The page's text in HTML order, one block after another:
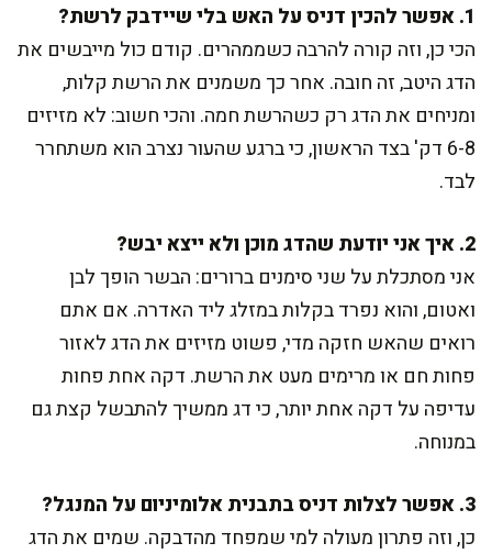
1. אפשר להכין דניס על האש בלי שיידבק לרשת?
הכי כן, וזה קורה להרבה כשממהרים. קודם כול מייבשים את
הדג היטב, זה חובה. אחר כך משמנים את הרשת קלות,
ומניחים את הדג רק כשהרשת חמה. והכי חשוב: לא מזיזים
6-8 דק' בצד הראשון, כי ברגע שהעור נצרב הוא משתחרר
לבד.
2. איך אני יודעת שהדג מוכן ולא ייצא יבש?
אני מסתכלת על שני סימנים ברורים: הבשר הופך לבן
ואטום, והוא נפרד בקלות במזלג ליד האדרה. אם אתם
רואים שהאש חזקה מדי, פשוט מזיזים את הדג לאזור
פחות חם או מרימים מעט את הרשת. דקה אחת פחות
עדיפה על דקה אחת יותר, כי דג ממשיך להתבשל קצת גם
במנוחה.
3. אפשר לצלות דניס בתבנית אלומיניום על המנגל?
כן, וזה פתרון מעולה למי שמפחד מהדבקה. שמים את הדג